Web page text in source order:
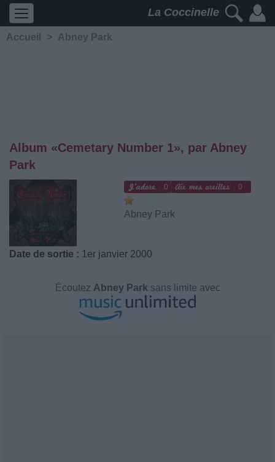
La Coccinelle
Accueil > Abney Park
Album «Cemetary Number 1», par Abney
Park
0 0
Abney Park
Date de sortie : 1er janvier 2000
Écoutez Abney Park sans limite avec